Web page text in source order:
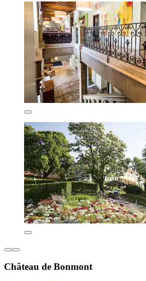
Château de Bonmont